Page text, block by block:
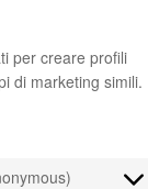
per creare profili
di marketing simili.